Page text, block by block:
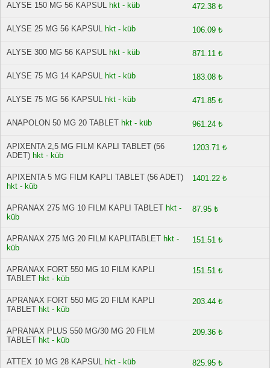
ALYSE 150 MG 56 KAPSUL hkt - küb 472.38 ₺
ALYSE 25 MG 56 KAPSUL hkt - küb 106.09 ₺
ALYSE 300 MG 56 KAPSUL hkt - küb 871.11 ₺
ALYSE 75 MG 14 KAPSUL hkt - küb 183.08 ₺
ALYSE 75 MG 56 KAPSUL hkt - küb 471.85 ₺
ANAPOLON 50 MG 20 TABLET hkt - küb 961.24 ₺
APIXENTA 2,5 MG FILM KAPLI TABLET (56
ADET) hkt - küb
1203.71 ₺
APIXENTA 5 MG FILM KAPLI TABLET (56 ADET)
hkt - küb
1401.22 ₺
APRANAX 275 MG 10 FILM KAPLI TABLET hkt -
küb
87.95 ₺
APRANAX 275 MG 20 FILM KAPLITABLET hkt -
küb
151.51 ₺
APRANAX FORT 550 MG 10 FILM KAPLI
TABLET hkt - küb
151.51 ₺
APRANAX FORT 550 MG 20 FILM KAPLI
TABLET hkt - küb
203.44 ₺
APRANAX PLUS 550 MG/30 MG 20 FILM
TABLET hkt - küb
209.36 ₺
ATTEX 10 MG 28 KAPSUL hkt - küb 825.95 ₺